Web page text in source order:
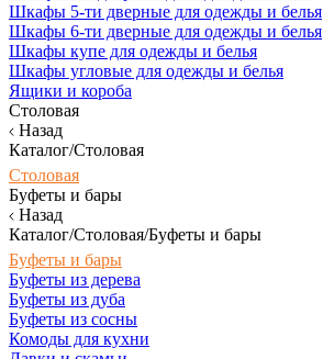
Шкафы 5-ти дверные для одежды и белья
Шкафы 6-ти дверные для одежды и белья
Шкафы купе для одежды и белья
Шкафы угловые для одежды и белья
Ящики и короба
Столовая
Назад
Каталог/Столовая
Столовая
Буфеты и бары
Назад
Каталог/Столовая/Буфеты и бары
Буфеты и бары
Буфеты из дерева
Буфеты из дуба
Буфеты из сосны
Комоды для кухни